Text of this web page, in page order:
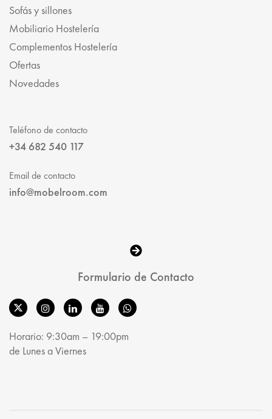
Sofás y sillones
Mobiliario Hostelería
Complementos Hostelería
Ofertas
Novedades
Teléfono de contacto
+34 682 540 117
Email de contacto
info@mobelroom.com
Formulario de Contacto
Horario: 9:30am – 19:00pm
de Lunes a Viernes